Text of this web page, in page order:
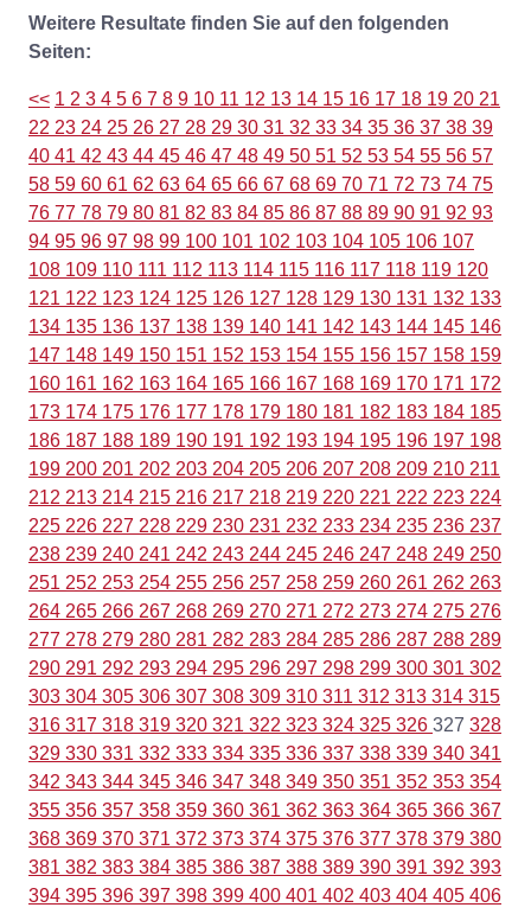
Weitere Resultate finden Sie auf den folgenden
Seiten:
<< 1 2 3 4 5 6 7 8 9 10 11 12 13 14 15 16 17 18 19 20 21
22 23 24 25 26 27 28 29 30 31 32 33 34 35 36 37 38 39
40 41 42 43 44 45 46 47 48 49 50 51 52 53 54 55 56 57
58 59 60 61 62 63 64 65 66 67 68 69 70 71 72 73 74 75
76 77 78 79 80 81 82 83 84 85 86 87 88 89 90 91 92 93
94 95 96 97 98 99 100 101 102 103 104 105 106 107
108 109 110 111 112 113 114 115 116 117 118 119 120
121 122 123 124 125 126 127 128 129 130 131 132 133
134 135 136 137 138 139 140 141 142 143 144 145 146
147 148 149 150 151 152 153 154 155 156 157 158 159
160 161 162 163 164 165 166 167 168 169 170 171 172
173 174 175 176 177 178 179 180 181 182 183 184 185
186 187 188 189 190 191 192 193 194 195 196 197 198
199 200 201 202 203 204 205 206 207 208 209 210 211
212 213 214 215 216 217 218 219 220 221 222 223 224
225 226 227 228 229 230 231 232 233 234 235 236 237
238 239 240 241 242 243 244 245 246 247 248 249 250
251 252 253 254 255 256 257 258 259 260 261 262 263
264 265 266 267 268 269 270 271 272 273 274 275 276
277 278 279 280 281 282 283 284 285 286 287 288 289
290 291 292 293 294 295 296 297 298 299 300 301 302
303 304 305 306 307 308 309 310 311 312 313 314 315
316 317 318 319 320 321 322 323 324 325 326 327 328
329 330 331 332 333 334 335 336 337 338 339 340 341
342 343 344 345 346 347 348 349 350 351 352 353 354
355 356 357 358 359 360 361 362 363 364 365 366 367
368 369 370 371 372 373 374 375 376 377 378 379 380
381 382 383 384 385 386 387 388 389 390 391 392 393
394 395 396 397 398 399 400 401 402 403 404 405 406